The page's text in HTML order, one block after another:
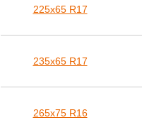
225х65 R17
235х65 R17
265х75 R16